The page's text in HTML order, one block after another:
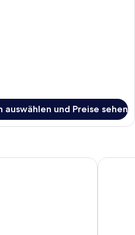
auswählen und Preise sehen